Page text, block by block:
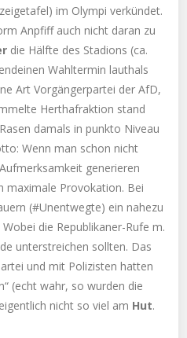
im Olympi verkündet.
Anpfiff auch nicht daran zu
die Hälfte des Stadions (ca.
Wahltermin lauthals
Art Vorgängerpartei der AfD,
Herthafraktion stand
damals in punkto Niveau
Wenn man schon nicht
generieren
maximale Provokation. Bei
(#Unentwegte) ein nahezu
Wobei die Republikaner-Rufe m.
unterstreichen sollten. Das
und mit Polizisten hatten
(echt wahr, so wurden die
nicht so viel am Hut.